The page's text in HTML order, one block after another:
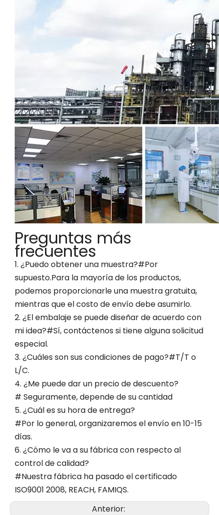
Preguntas más
frecuentes
1. ¿Puedo obtener una muestra?#Por
supuesto.Para la mayoría de los productos,
podemos proporcionarle una muestra gratuita,
mientras que el costo de envío debe asumirlo.
2. ¿El embalaje se puede diseñar de acuerdo con
mi idea?#Sí, contáctenos si tiene alguna solicitud
especial.
3. ¿Cuáles son sus condiciones de pago?#T/T o
L/C.
4. ¿Me puede dar un precio de descuento?
# Seguramente, depende de su cantidad
5. ¿Cuál es su hora de entrega?
#Por lo general, organizaremos el envío en 10-15
días.
6. ¿Cómo le va a su fábrica con respecto al
control de calidad?
#Nuestra fábrica ha pasado el certificado
ISO9001 2008, REACH, FAMIQS.
Anterior: